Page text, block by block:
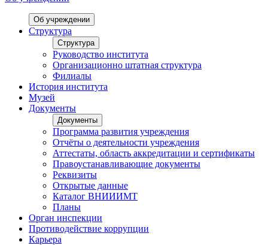
Об учреждении
Структура
Структура
Руководство института
Организационно штатная структура
Филиалы
История института
Музей
Документы
Документы
Программа развития учреждения
Отчёты о деятельности учреждения
Аттестаты, область аккредитации и сертификаты
Правоустанавливающие документы
Реквизиты
Открытые данные
Каталог ВНИИИМТ
Планы
Орган инспекции
Противодействие коррупции
Карьера